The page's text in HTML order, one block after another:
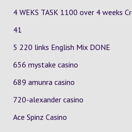
4 WEKS TASK 1100 over 4 weeks
41
5 220 links English Mix DONE
656 mystake casino
689 amunra casino
720-alexander casino
Ace Spinz Casino